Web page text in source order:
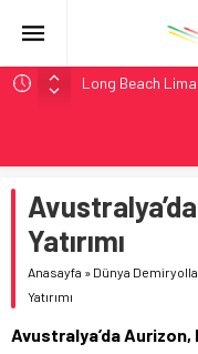
Long Beach
Madrid 6. Hat
Laing O’Rourke,
Büyütüyor
İtalya’dan Yeni
Tasarrufu
Konsorsiyumu
Yatırımı
Anasayfa » Dünya
Yatırımı
Avustralya’da